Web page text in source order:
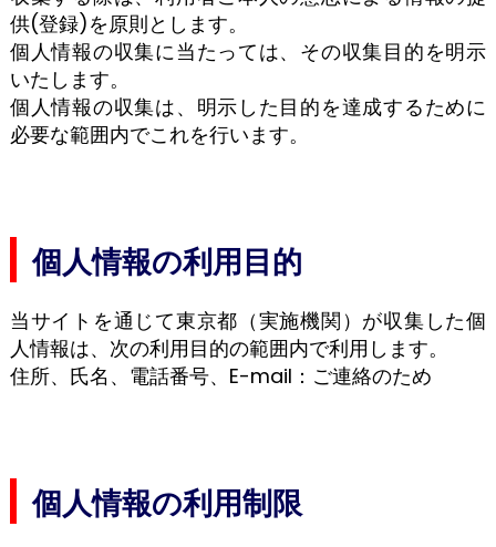
供(登録)を原則とします。
個人情報の収集に当たっては、その収集目的を明示
いたします。
個人情報の収集は、明示した目的を達成するために
必要な範囲内でこれを行います。
個人情報の利用目的
当サイトを通じて東京都（実施機関）が収集した個
人情報は、次の利用目的の範囲内で利用します。
住所、氏名、電話番号、E-mail：ご連絡のため
個人情報の利用制限